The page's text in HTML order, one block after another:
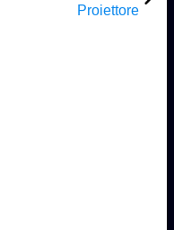
Proiettore